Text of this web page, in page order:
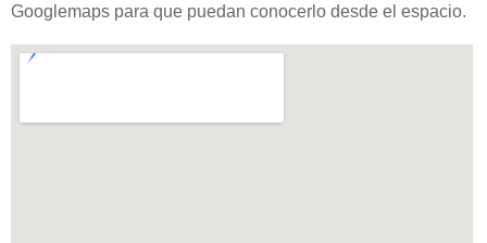
Googlemaps para que puedan conocerlo desde el espacio.